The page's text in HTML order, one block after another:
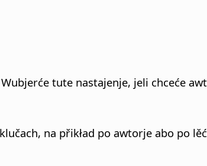
Wubjerće tute nastajenje, jeli chceće
na přikład po awtorje abo po